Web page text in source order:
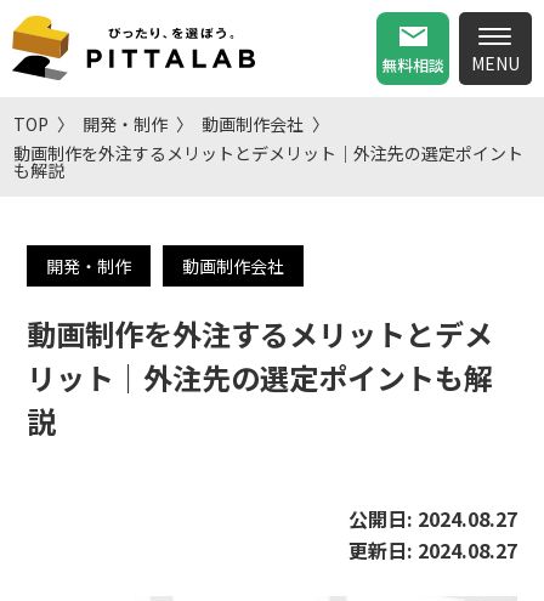
無料相談
TOP 開発・制作
動画制作会社
動画制作を外注するメリットとデメリット｜外注先の選定ポイント
も解説
開発・制作 動画制作会社
動画制作を外注するメリットとデメ
リット｜外注先の選定ポイントも解
説
公開日: 2024.08.27
更新日: 2024.08.27